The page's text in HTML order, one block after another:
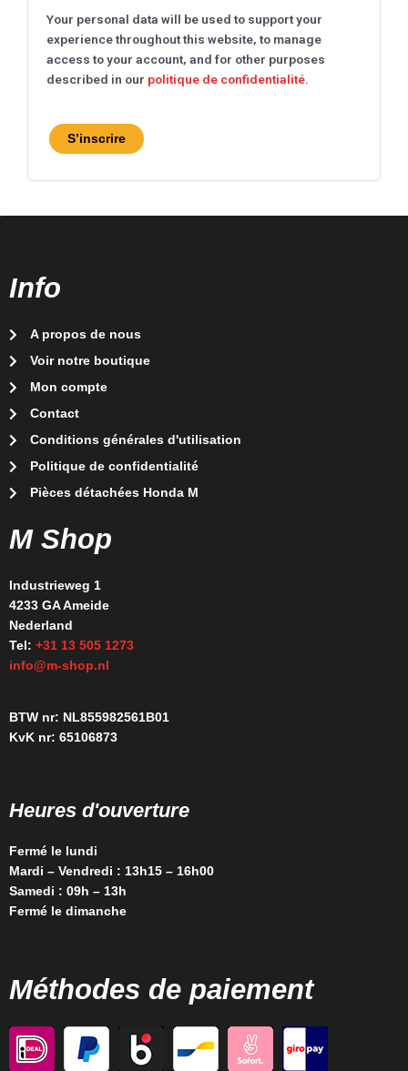
Your personal data will be used to support your
experience throughout this website, to manage
access to your account, and for other purposes
described in our politique de confidentialité.
S’inscrire
Info
A propos de nous
Voir notre boutique
Mon compte
Contact
Conditions générales d'utilisation
Politique de confidentialité
Pièces détachées Honda M
M Shop
Industrieweg 1
4233 GA Ameide
Nederland
Tel: +31 13 505 1273
info@m-shop.nl
BTW nr: NL855982561B01
KvK nr: 65106873
Heures d'ouverture
Fermé le lundi
Mardi – Vendredi : 13h15 – 16h00
Samedi : 09h – 13h
Fermé le dimanche
Méthodes de paiement